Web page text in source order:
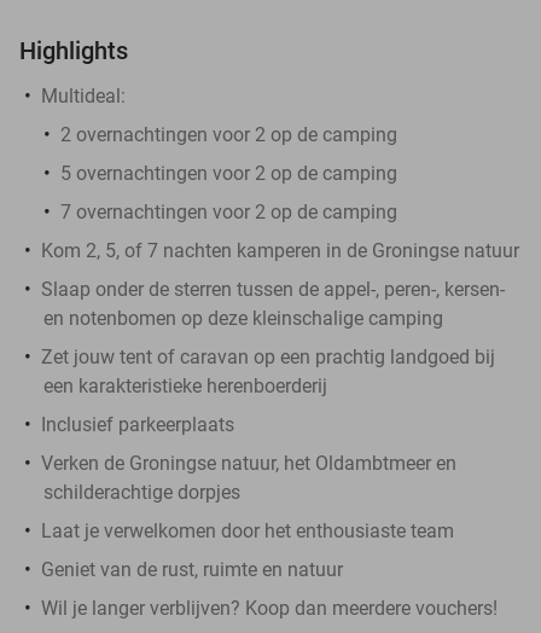
Highlights
Multideal:
2 overnachtingen voor 2 op de camping
5 overnachtingen voor 2 op de camping
7 overnachtingen voor 2 op de camping
Kom 2, 5, of 7 nachten kamperen in de Groningse natuur
Slaap onder de sterren tussen de appel-, peren-, kersen-
en notenbomen op deze kleinschalige camping
Zet jouw tent of caravan op een prachtig landgoed bij
een karakteristieke herenboerderij
Inclusief parkeerplaats
Verken de Groningse natuur, het Oldambtmeer en
schilderachtige dorpjes
Laat je verwelkomen door het enthousiaste team
Geniet van de rust, ruimte en natuur
Wil je langer verblijven? Koop dan meerdere vouchers!